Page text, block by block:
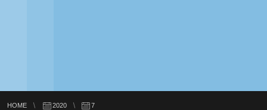
HOME 2020 7